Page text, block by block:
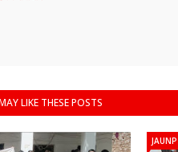
LIKE THESE POSTS